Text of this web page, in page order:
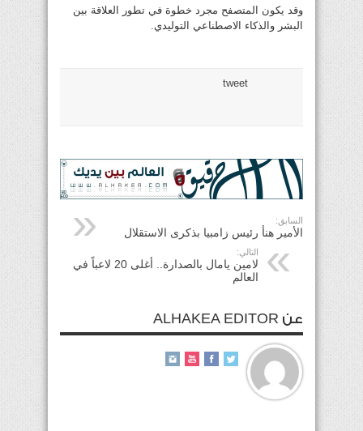
وقد يكون المتصفح مجرد خطوة في تطور العلاقة بين
البشر والذكاء الاصطناعي التوليدي.
tweet
السابق:
الأمير هنأ رئيس زامبيا بذكرى الاستقلال
التالي:
لامين يامال بالصدارة.. أغلى 20 لاعباً في
العالم
عن ALHAKEA EDITOR